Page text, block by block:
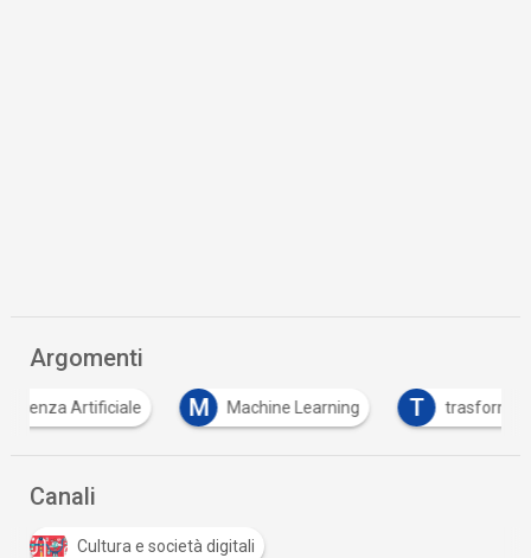
Argomenti
M Machine Learning T trasformazione digitale
Canali
Cultura e società digitali